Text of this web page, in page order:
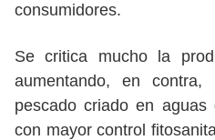
consumidores.
Se critica mucho la
aumentando, en
pescado criado en aguas
con mayor control